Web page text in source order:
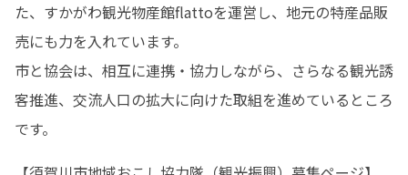
た、すかがわ観光物産館flattoを運営し、地元の特産品販
売にも力を入れています。
市と協会は、相互に連携・協力しながら、さらなる観光誘
客推進、交流人口の拡大に向けた取組を進めているところ
です。